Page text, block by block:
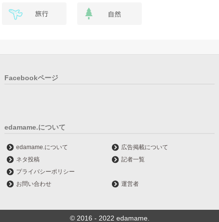
Facebookページ
edamame.について
edamame.について
広告掲載について
ネタ投稿
記者一覧
プライバシーポリシー
お問い合わせ
運営者
© 2016 - 2022 edamame.